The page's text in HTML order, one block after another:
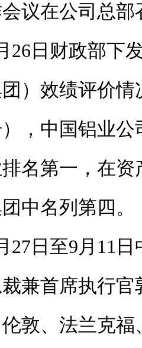
议在公司总部
26日财政部下
）效绩评价
），中国铝业
名第一，在资
中名列第四。
27日至9月11
兼首席执行
敦、法兰克